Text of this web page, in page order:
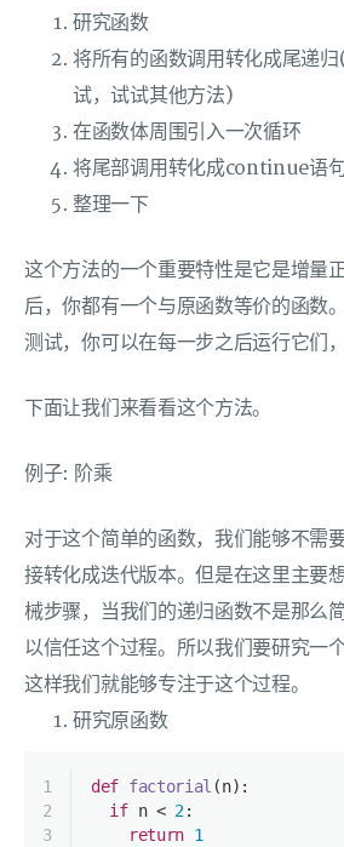
研究函数
将所有的函数调用转化成尾递
试，试试其他方法)
在函数体周围引入一次循环
将尾部调用转化成continue语
整理一下
这个方法的一个重要特性是它是增量
后，你都有一个与原函数等价的函数
测试，你可以在每一步之后运行它们
下面让我们来看看这个方法。
例子: 阶乘
对于这个简单的函数，我们能够不需
接转化成迭代版本。但是在这里主要
械步骤，当我们的递归函数不是那么
以信任这个过程。所以我们要研究一
这样我们就能够专注于这个过程。
研究原函数
1
2
3
def factorial (n):
if n < 2:
return 1